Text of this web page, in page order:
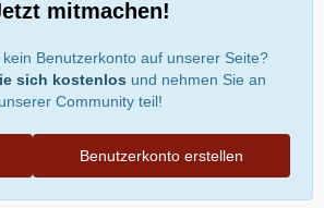
mitmachen!
Benutzerkonto auf unserer Seite?
sich kostenlos und nehmen Sie an
unserer Community teil!
Benutzerkonto erstellen